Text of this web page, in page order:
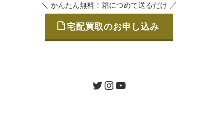
ご発送
＼ かんたん無料！箱につめて送るだけ ／
宅配買取のお申し込み
ツイッターインスタグラムユーチューブ